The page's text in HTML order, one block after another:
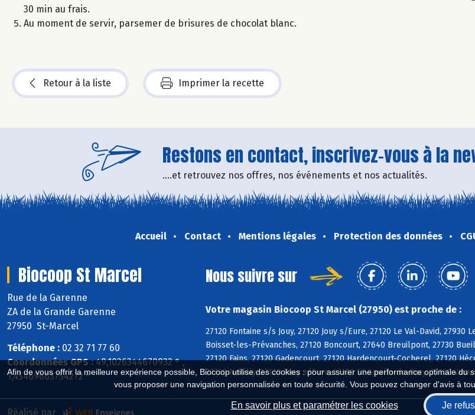
Afin de vous offrir la meilleure expérience possible, Biocoop utilise des cookies : pour assurer une performance optimale
vous proposer une navigation personnalisée en toute sécurité. Vous pouvez changer d'avis à
En savoir plus et paramétrer les cookies Je
30 min au frais.
Au moment de servir, parsemer de brisures de chocolat blanc.
Retour à la liste Imprimer la recette
Restons en contact, inscrivez-vous à la
....et retrouvez nos offres, nos événements et nos actualités.
Accueil Contact Mentions légales Protection des données
Biocoop St Marcel
Rue de la Garenne
ZA de la Grande Garenne
27950 St-Marcel
Téléphone : 02 32 71 77 60
Coordonnées GPS :49,1026344670932 ° ,
1,45469663754272 °
Nous suivre sur
Votre magasin Biocoop St Marcel (27950) est proche de :
27120 Fontaine s/s Jouy, 27120 Jouy s/Eure, 27120 Le Val-David,
Boisset-les-Prévanches, 27120 Boncourt, 27640 Breuilpont, 27730
27120 Fains, 27120 Gadencourt, 27120 Hardencourt-Cocherel, 27120
27730 Neuilly, 27120 Pacy s/Eure, 27120 St-Aquilin-de-Pacy, 27120
Réalisé par